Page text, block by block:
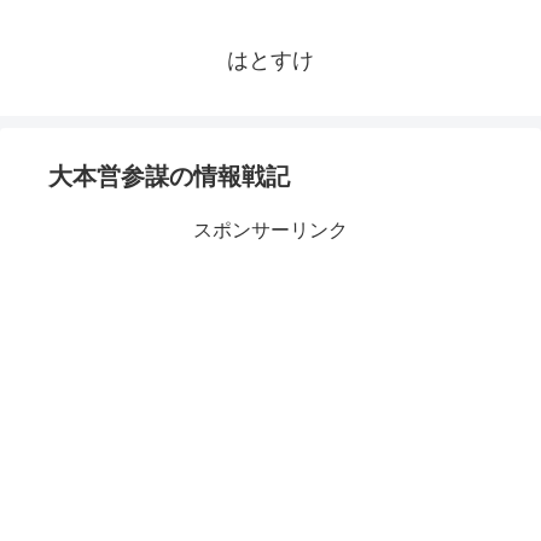
はとすけ
大本営参謀の情報戦記
スポンサーリンク